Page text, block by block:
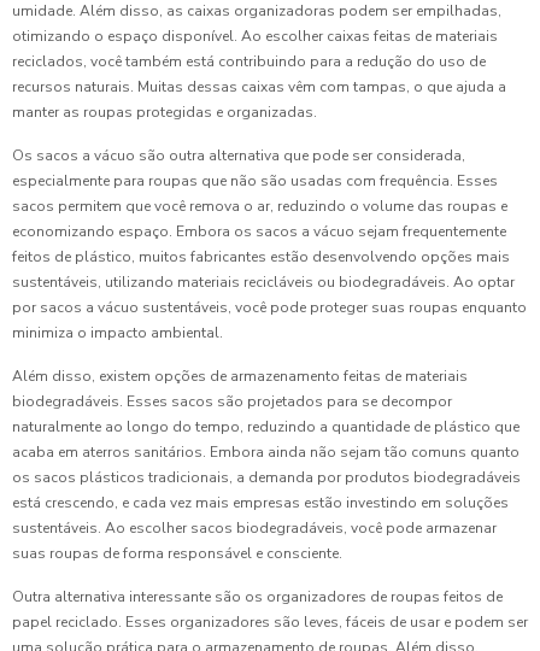
umidade. Além disso, as caixas organizadoras podem ser empilhadas,
otimizando o espaço disponível. Ao escolher caixas feitas de materiais
reciclados, você também está contribuindo para a redução do uso de
recursos naturais. Muitas dessas caixas vêm com tampas, o que ajuda a
manter as roupas protegidas e organizadas.
Os sacos a vácuo são outra alternativa que pode ser considerada,
especialmente para roupas que não são usadas com frequência. Esses
sacos permitem que você remova o ar, reduzindo o volume das roupas e
economizando espaço. Embora os sacos a vácuo sejam frequentemente
feitos de plástico, muitos fabricantes estão desenvolvendo opções mais
sustentáveis, utilizando materiais recicláveis ou biodegradáveis. Ao optar
por sacos a vácuo sustentáveis, você pode proteger suas roupas enquanto
minimiza o impacto ambiental.
Além disso, existem opções de armazenamento feitas de materiais
biodegradáveis. Esses sacos são projetados para se decompor
naturalmente ao longo do tempo, reduzindo a quantidade de plástico que
acaba em aterros sanitários. Embora ainda não sejam tão comuns quanto
os sacos plásticos tradicionais, a demanda por produtos biodegradáveis
está crescendo, e cada vez mais empresas estão investindo em soluções
sustentáveis. Ao escolher sacos biodegradáveis, você pode armazenar
suas roupas de forma responsável e consciente.
Outra alternativa interessante são os organizadores de roupas feitos de
papel reciclado. Esses organizadores são leves, fáceis de usar e podem ser